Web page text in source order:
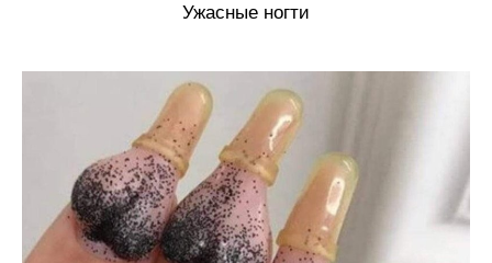
Ужасные ногти